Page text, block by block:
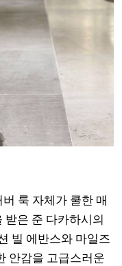
룩 자체가 쿨한 매
받은 준 다카하시의
빌 에반스와 마일즈
안감을 고급스러운